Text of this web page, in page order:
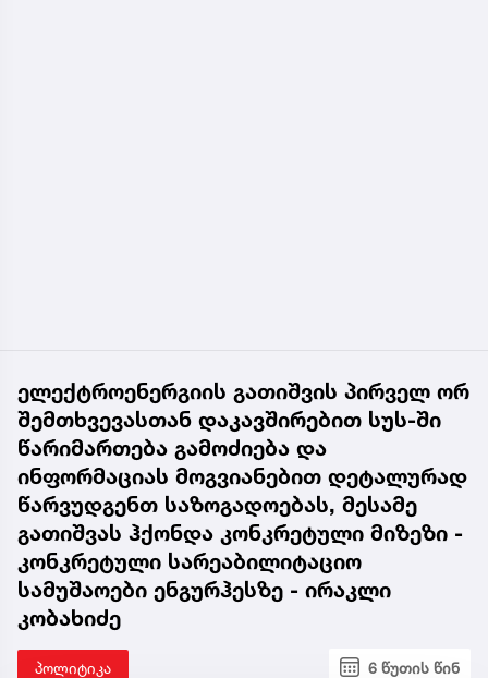
ელექტროენერგიის გათიშვის პირველ ორ
შემთხვევასთან დაკავშირებით სუს-ში
წარიმართება გამოძიება და
ინფორმაციას მოგვიანებით დეტალურად
წარვუდგენთ საზოგადოებას, მესამე
გათიშვას ჰქონდა კონკრეტული მიზეზი -
კონკრეტული სარეაბილიტაციო
სამუშაოები ენგურჰესზე - ირაკლი
კობახიძე
პოლიტიკა 6 წუთის წინ